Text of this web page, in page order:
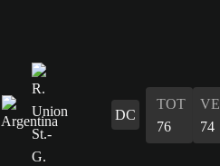
DC
TOT
76
74